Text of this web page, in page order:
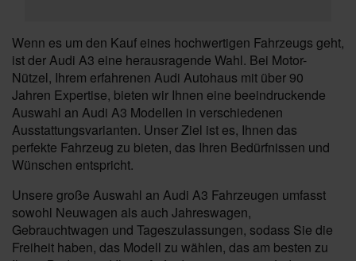
Wenn es um den Kauf eines hochwertigen Fahrzeugs geht,
ist der Audi A3 eine herausragende Wahl. Bei Motor-
Nützel, Ihrem erfahrenen Audi Autohaus mit über 90
Jahren Expertise, bieten wir Ihnen eine beeindruckende
Auswahl an Audi A3 Modellen in verschiedenen
Ausstattungsvarianten. Unser Ziel ist es, Ihnen das
perfekte Fahrzeug zu bieten, das Ihren Bedürfnissen und
Wünschen entspricht.
Unsere große Auswahl an Audi A3 Fahrzeugen umfasst
sowohl Neuwagen als auch Jahreswagen,
Gebrauchtwagen und Tageszulassungen, sodass Sie die
Freiheit haben, das Modell zu wählen, das am besten zu